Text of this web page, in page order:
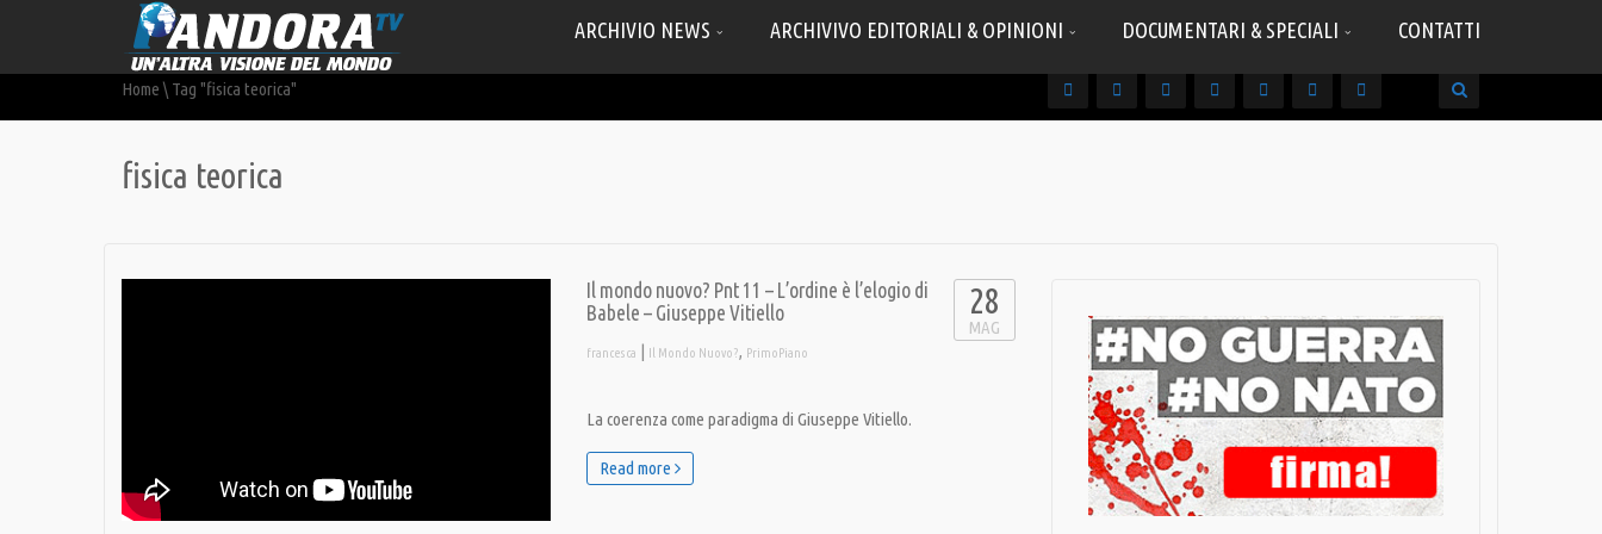
ARCHIVIO NEWS ARCHIVIVO EDITORIALI & OPINIONI DOCUMENTARI & SPECIALI CONTATTI
Home \ Tag "fisica teorica"
fisica teorica
Il mondo nuovo? Pnt 11 – L’ordine è l’elogio di
Babele – Giuseppe Vitiello
francesca | Il Mondo Nuovo?, PrimoPiano
28
MAG
La coerenza come paradigma di Giuseppe Vitiello.
Read more